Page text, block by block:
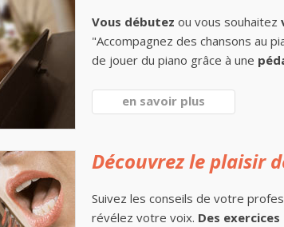
Vous débutez ou vous souhaitez
"Accompagnez des chansons au
de jouer du piano grâce à une
en savoir plus
Découvrez le plaisir
Suivez les conseils de votre
révélez votre voix. Des